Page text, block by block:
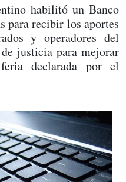
habilitó un Banco
para recibir los aportes
y operadores del
justicia para mejorar
declarada por el